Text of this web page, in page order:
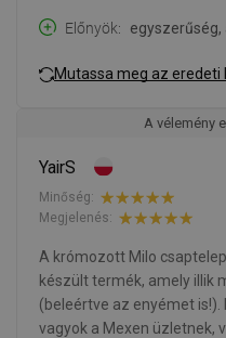
Előnyök
egyszerűség,
Mutassa meg az
A vélemény
YairS
Minőség:
Megjelenés:
A krómozott Milo
készült termék, amely illik
(beleértve az enyémet
vagyok a Mexen üzletnek,